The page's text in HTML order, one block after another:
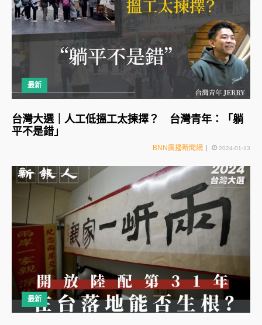
最新
台灣大選｜人工低搵工太揀擇？ 台灣青年：「躺
平不是錯」
BNN廣播新聞網 2024-01-13
最新